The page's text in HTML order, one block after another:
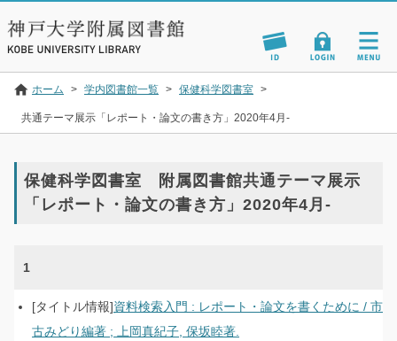
ホーム > 学内図書館一覧 > 保健科学図書室 >
共通テーマ展示「レポート・論文の書き方」2020年4月-
保健科学図書室 附属図書館共通テーマ展示
「レポート・論文の書き方」2020年4月-
1
資料検索入門 : レポート・論文を書くために / 市
古みどり編著 ; 上岡真紀子, 保坂睦著.